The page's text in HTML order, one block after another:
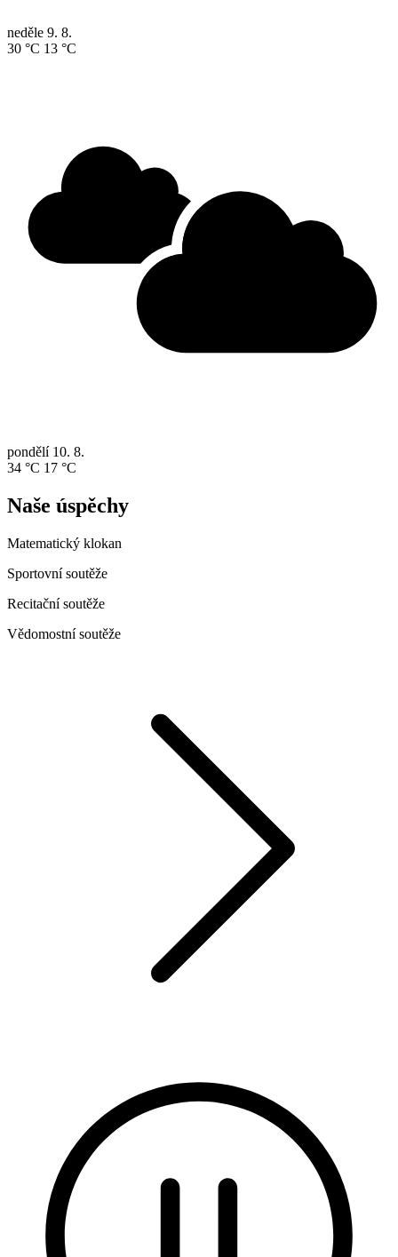
neděle 9. 8.
30 °C 13 °C
pondělí 10. 8.
34 °C 17 °C
Naše úspěchy
Matematický klokan
Sportovní soutěže
Recitační soutěže
Vědomostní soutěže